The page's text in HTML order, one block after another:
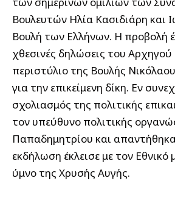
Βουλευτών Ηλία Κασιδιάρη και
Βουλή των Ελλήνων. Η προβολή
χθεσινές δηλώσεις του
περιστύλιο της Βουλής
για την επικείμενη δίκη. Εν
σχολιασμός της πολιτικής
τον υπεύθυνο πολιτικής
Παπαδημητρίου και
εκδήλωση έκλεισε με τον Εθνικό
ύμνο της Χρυσής Αυγής.